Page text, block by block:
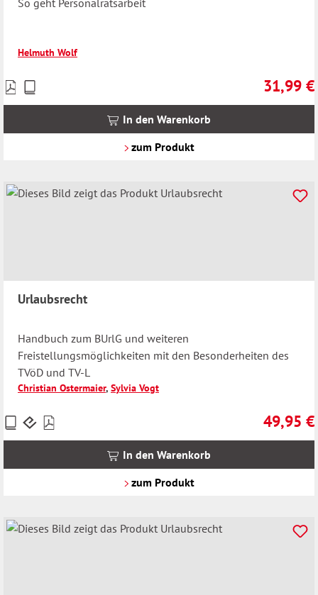
So geht Personalratsarbeit
Helmuth Wolf
31,99 €
Preise
inkl.
In den Warenkorb
zum Produkt
Urlaubsrecht
Handbuch zum BUrlG und weiteren
Freistellungsmöglichkeiten mit den Besonderheiten des
TVöD und TV-L
Christian Ostermaier, Sylvia Vogt
49,95 €
Preise
inkl.
In den Warenkorb
zum Produkt